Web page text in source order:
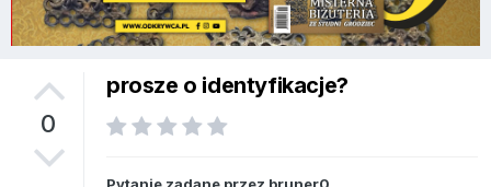
0
prosze o identyfikacje?